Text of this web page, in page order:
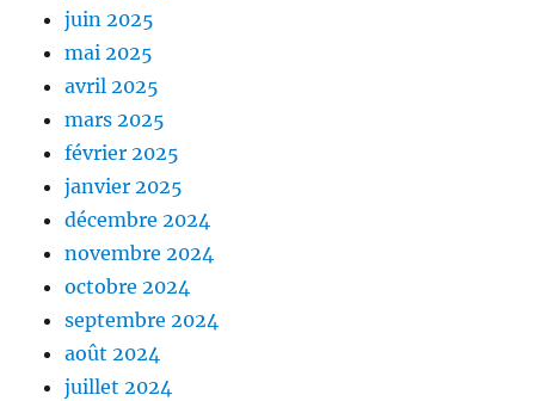
juin 2025
mai 2025
avril 2025
mars 2025
février 2025
janvier 2025
décembre 2024
novembre 2024
octobre 2024
septembre 2024
août 2024
juillet 2024